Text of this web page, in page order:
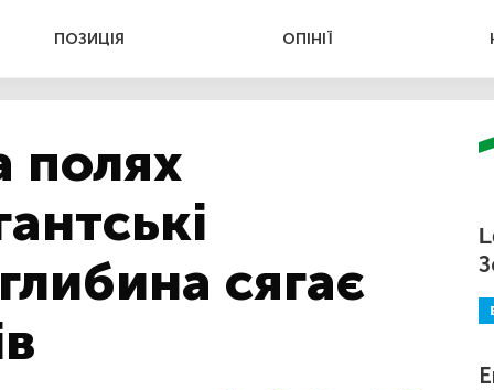
ПОЗИЦІЯ ОПІНІЇ
полях
сягає